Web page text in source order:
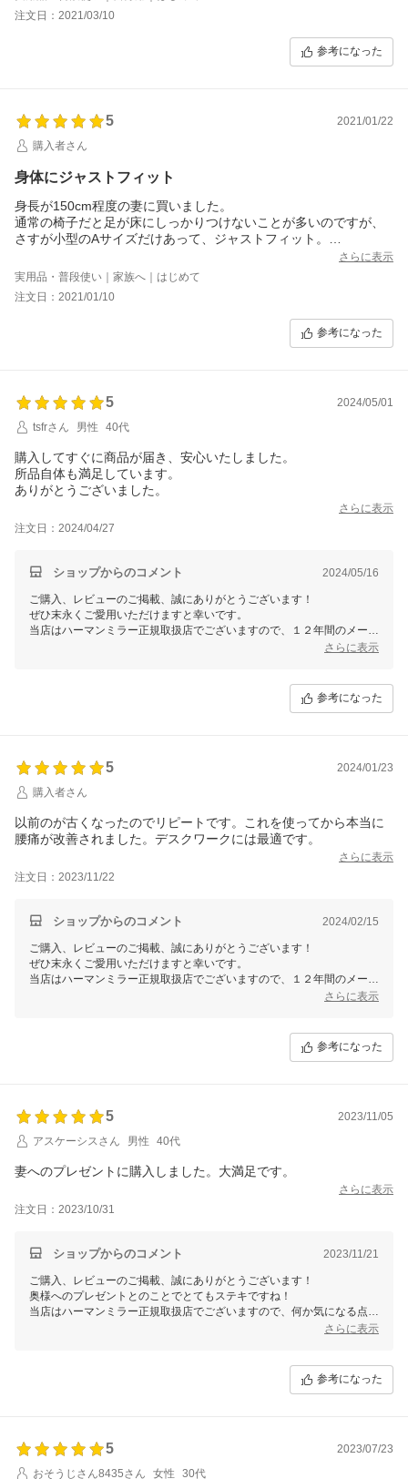
注文日：2021/03/10
参考になった
5
2021/01/22
購入者さん
身体にジャストフィット
身長が150cm程度の妻に買いました。
通常の椅子だと足が床にしっかりつけないことが多いのですが、
さすが小型のAサイズだけあって、ジャストフィット。
椅子の座面やホールド感、隣から見た座り姿勢の自然さなど、す
ごく良かったです。
あとキャスターもフローリング対応のものにしましたが、安定感
と転がりやすさを兼ね備えていて、こちらも選んで良かったで
さらに表示
実用品・普段使い｜家族へ｜はじめて
注文日：2021/01/10
参考になった
5
2024/05/01
tsfrさん
男性 40代
購入してすぐに商品が届き、安心いたしました。
所品自体も満足しています。
ありがとうございました。
さらに表示
注文日：2024/04/27
ショップからのコメント 2024/05/16
ご購入、レビューのご掲載、誠にありがとうございます！
ぜひ末永くご愛用いただけますと幸いです。
当店はハーマンミラー正規取扱店でございますので、１２年間のメーカ
さらに表示
参考になった
5
2024/01/23
購入者さん
以前のが古くなったのでリピートです。これを使ってから本当に
腰痛が改善されました。デスクワークには最適です。
さらに表示
注文日：2023/11/22
ショップからのコメント 2024/02/15
ご購入、レビューのご掲載、誠にありがとうございます！
ぜひ末永くご愛用いただけますと幸いです。
当店はハーマンミラー正規取扱店でございますので、１２年間のメーカ
さらに表示
参考になった
5
2023/11/05
アスケーシスさん
男性 40代
妻へのプレゼントに購入しました。大満足です。
さらに表示
注文日：2023/10/31
ショップからのコメント 2023/11/21
ご購入、レビューのご掲載、誠にありがとうございます！
奥様へのプレゼントとのことでとてもステキですね！
当店はハーマンミラー正規取扱店でございますので、何か気になる点、
設定方法やご不明な点、万が一何か不具合などございましたら責任を持
さらに表示
参考になった
5
2023/07/23
おそうじさん8435さん
女性 30代